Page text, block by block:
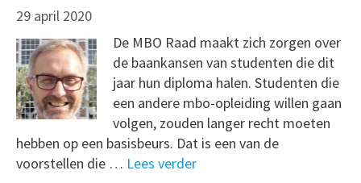
29 april 2020
De MBO Raad maakt zich zorgen over
de baankansen van studenten die dit
jaar hun diploma halen. Studenten die
een andere mbo-opleiding willen gaan
volgen, zouden langer recht moeten
hebben op een basisbeurs. Dat is een van de
voorstellen die … Lees verder